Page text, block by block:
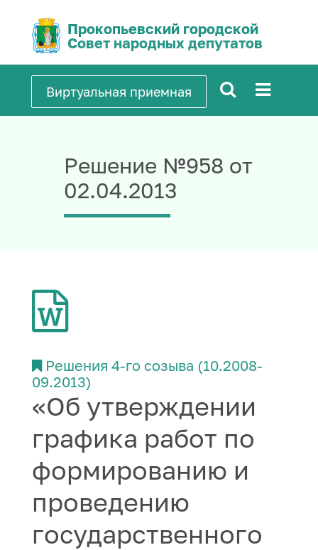
Прокопьевский городской
Совет народных депутатов
Виртуальная приемная
Решение №958 от
02.04.2013
Решения 4-го созыва (10.2008-
09.2013)
«Об утверждении
графика работ по
формированию и
проведению
государственного